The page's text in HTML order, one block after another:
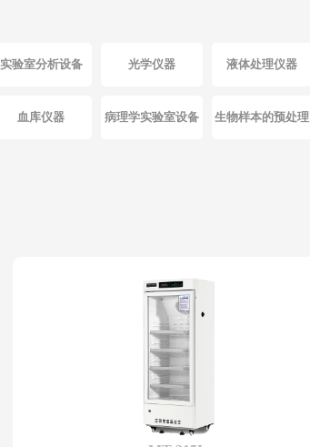
实验室分析设备 光学仪器 液体处理仪器
血库仪器 病理学实验室设备 生物样本的预处理